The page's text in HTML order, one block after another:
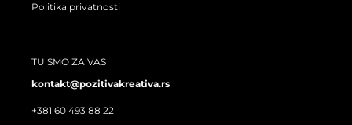
Politika privatnosti
TU SMO ZA VAS
kontakt@pozitivakreativa.rs
+381 60 493 88 22